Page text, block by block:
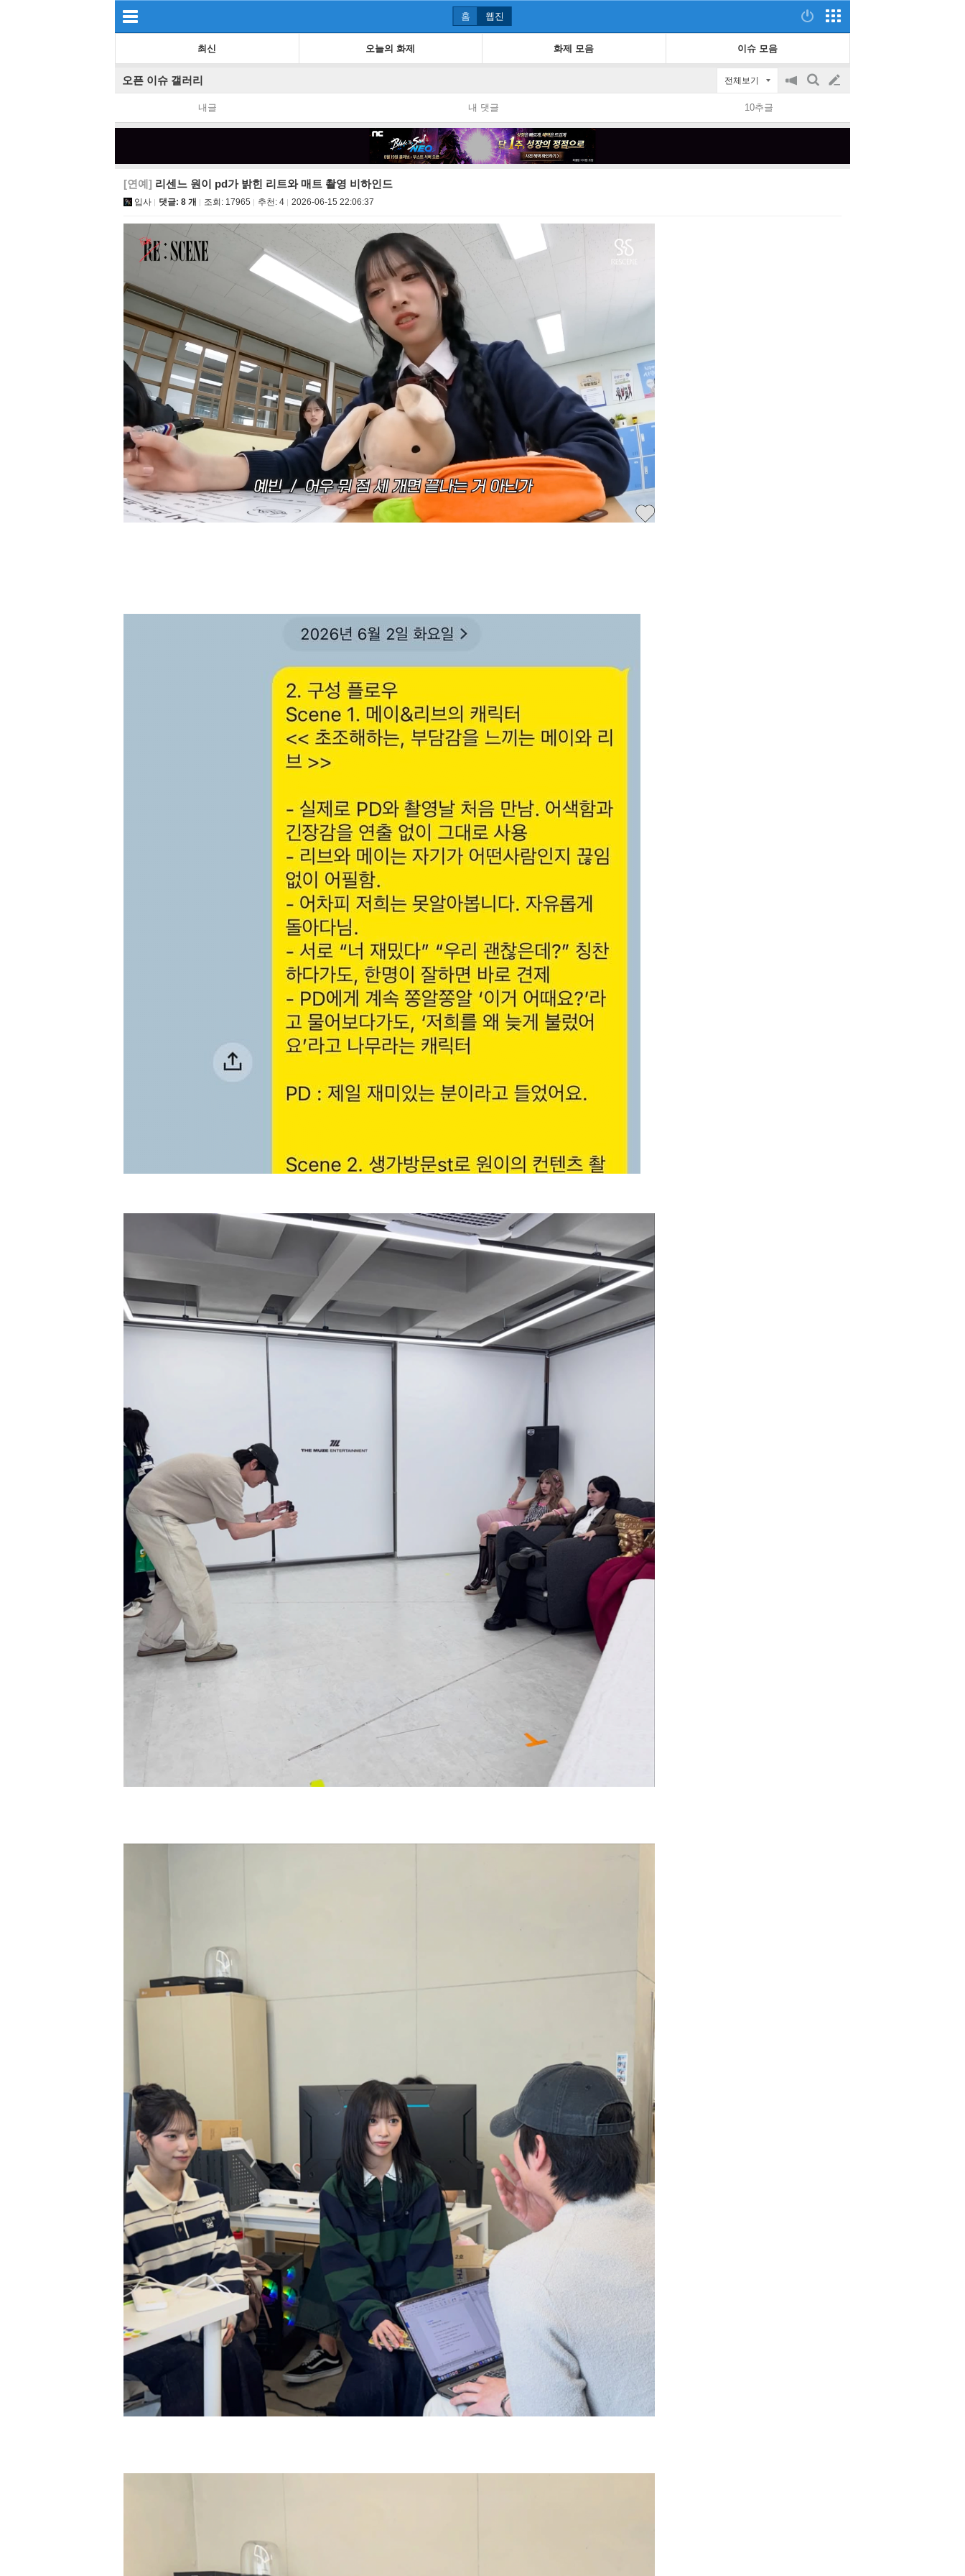
홈 웹진
최신 오늘의 화제 화제 모음 이슈 모음
오픈 이슈 갤러리 전체보기
공
on/off
검
글
쓰
내글 내 댓글 10추글
[연예] 리센느 원이 pd가 밝힌 리트와 매트 촬영 비하인드
입사 댓글: 8 개 조회: 17965 추천: 4 2026-06-15 22:06:37